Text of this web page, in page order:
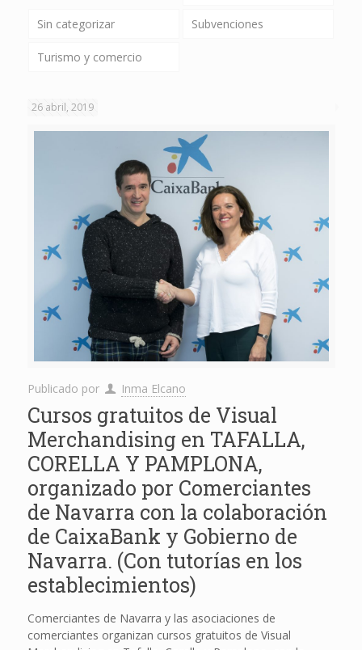
Sin categorizar Subvenciones
Turismo y comercio
26 abril, 2019
Publicado por Inma Elcano
Cursos gratuitos de Visual
Merchandising en TAFALLA,
CORELLA Y PAMPLONA,
organizado por Comerciantes
de Navarra con la colaboración
de CaixaBank y Gobierno de
Navarra. (Con tutorías en los
establecimientos)
Comerciantes de Navarra y las asociaciones de
comerciantes organizan cursos gratuitos de Visual